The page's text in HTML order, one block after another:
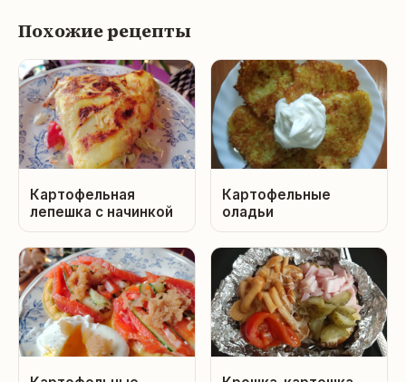
Похожие рецепты
Картофельная
лепешка с начинкой
Картофельные
оладьи